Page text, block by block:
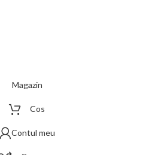
Magazin
Cos
Contul meu